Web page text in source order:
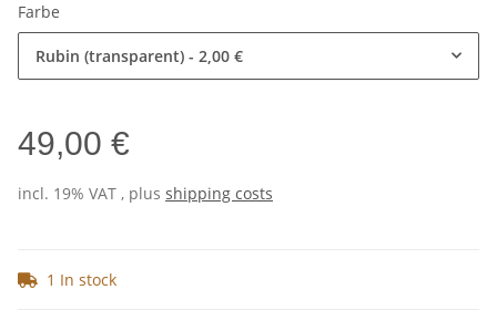
Farbe
Rubin (transparent) - 2,00 €
49,00 €
incl. 19% VAT , plus shipping costs
1 In stock